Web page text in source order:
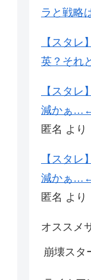
ラと戦略
【スタ
英？それ
【スタ
減かぁ…←
匿名 より
【スタ
減かぁ…←
匿名 より
オススメ
崩壊スタ